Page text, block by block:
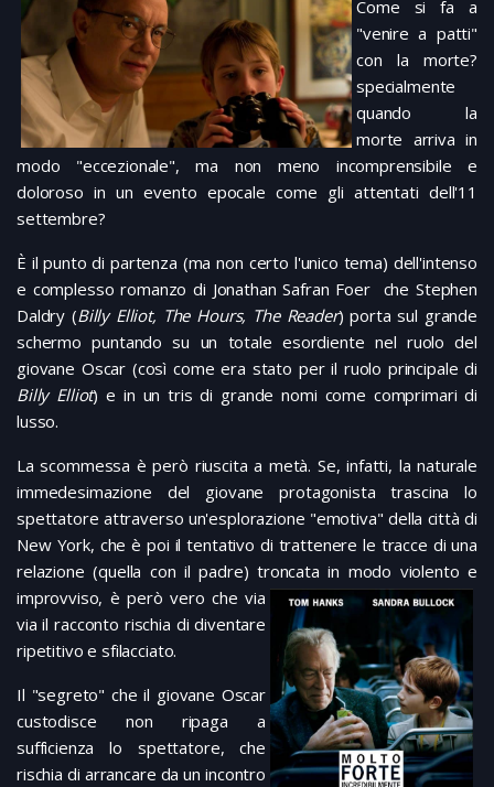
Come si fa a
"venire a patti"
con la morte?
specialmente
quando la
morte arriva in
modo "eccezionale", ma non meno incomprensibile e
doloroso in un evento epocale come gli attentati dell'11
settembre?
È il punto di partenza (ma non certo l'unico tema) dell'intenso
e complesso romanzo di Jonathan Safran Foer che Stephen
Daldry (Billy Elliot, The Hours, The Reader) porta sul grande
schermo puntando su un totale esordiente nel ruolo del
giovane Oscar (così come era stato per il ruolo principale di
Billy Elliot) e in un tris di grande nomi come comprimari di
lusso.
La scommessa è però riuscita a metà. Se, infatti, la naturale
immedesimazione del giovane protagonista trascina lo
spettatore attraverso un'esplorazione "emotiva" della città di
New York, che è poi il tentativo di trattenere le tracce di una
relazione (quella con il padre) troncata in modo violento e
improvviso, è però vero che via
via il racconto rischia di diventare
ripetitivo e sfilacciato.
Il "segreto" che il giovane Oscar
custodisce non ripaga a
sufficienza lo spettatore, che
rischia di arrancare da un incontro